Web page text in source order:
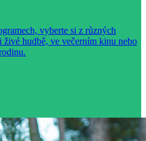
vyberte si z různých
živé hudbě, ve večerním kinu nebo